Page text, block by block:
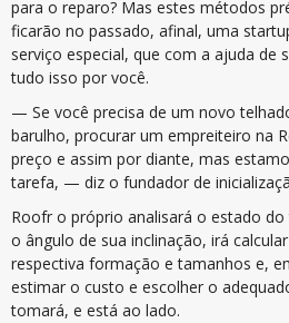
para o reparo? Mas estes métodos
ficarão no passado, afinal, uma
serviço especial, que com a ajuda de
tudo isso por você.
— Se você precisa de um novo
barulho, procurar um empreiteiro na
preço e assim por diante, mas
tarefa, — diz o fundador de
Roofr o próprio analisará o estado
o ângulo de sua inclinação, irá
respectiva formação e tamanhos e,
estimar o custo e escolher o
tomará, e está ao lado.